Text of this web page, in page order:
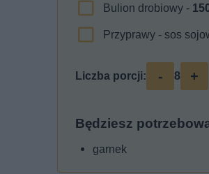
Bulion drobiowy -
Przyprawy - sos
Liczba porcji: - 8 +
Będziesz
garnek